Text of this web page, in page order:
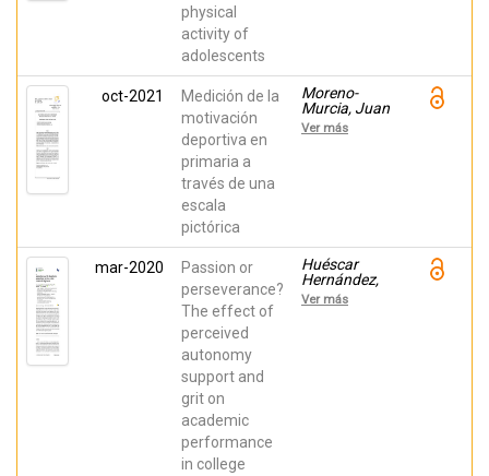
physical
activity of
adolescents
oct-2021
Medición de la
motivación
deportiva en
primaria a
través de una
escala
pictórica
Moreno-
Murcia, Juan
Antonio;
Belando,
Ver más
mar-2020
Passion or
perseverance?
The effect of
perceived
autonomy
support and
grit on
academic
performance
in college
Huéscar
Hernández,
Elisa;
Moreno-
Ver más